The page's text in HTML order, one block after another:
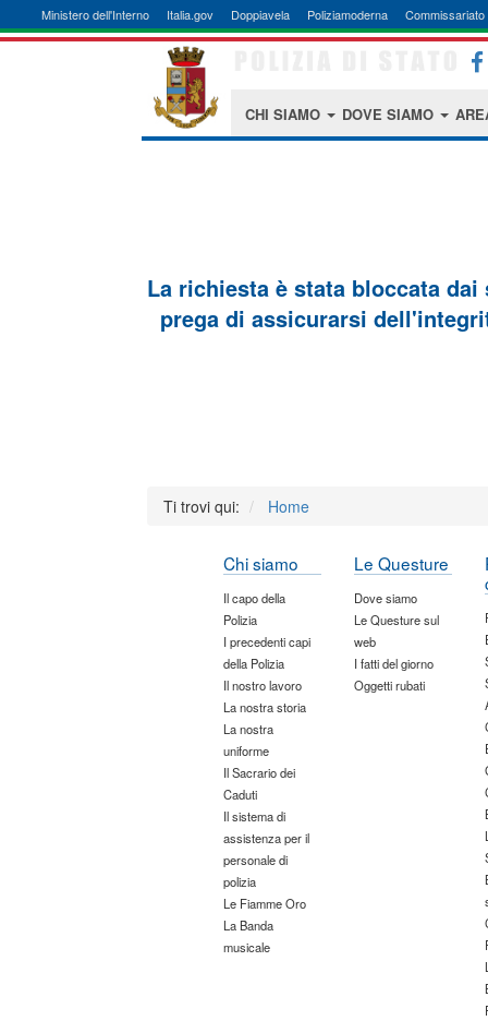
Ministero dell'Interno Italia.gov Doppiavela Poliziamoderna Commissariato
CHI SIAMO DOVE SIAMO
La richiesta è stata bloccata
prega di assicurarsi
Ti trovi qui: Home
Chi siamo
Il capo della
Polizia
I precedenti capi
della Polizia
Il nostro lavoro
La nostra storia
La nostra
uniforme
Il Sacrario dei
Caduti
Il sistema di
assistenza per il
personale di
polizia
Le Fiamme Oro
La Banda
musicale
Le Questure
Dove siamo
Le Questure sul
web
I fatti del giorno
Oggetti rubati